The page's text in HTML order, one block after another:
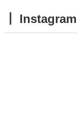
┃ Instagram